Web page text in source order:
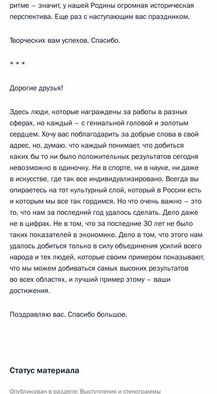
ритме – значит, у нашей Родины огромная историческая
перспектива. Еще раз с наступающим вас праздником.
Творческих вам успехов. Спасибо.
* * *
Дорогие друзья!
Здесь люди, которые награждены за работы в разных
сферах, но каждый – с гениальной головой и золотым
сердцем. Хочу вас поблагодарить за добрые слова в свой
адрес, но, думаю, что каждый понимает, что добиться
каких бы то ни было положительных результатов сегодня
невозможно в одиночку. Ни в спорте, ни в науке, ни даже
в искусстве, где так все индивидуализировано. Всегда вы
опираетесь на тот культурный слой, который в России есть
и которым мы все так гордимся. Но что очень важно – это
то, что нам за последний год удалось сделать. Дело даже
не в цифрах. Не в том, что за последние 30 лет не было
таких показателей в экономике. Дело в том, что этого нам
удалось добиться только в силу объединения усилий всего
народа и тех людей, которые своим примером показывают,
что мы можем добиваться самых высоких результатов
во всех областях, и лучший пример этому – ваши
достижения.
Поздравляю вас. Спасибо большое.
Статус материала
Опубликован в разделе: Выступления и стенограммы